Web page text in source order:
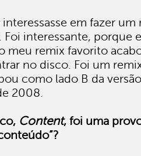
em fazer
Foi interessante, porque
meu remix favorito
no disco. Foi um
como lado B da
2008.
Content, foi uma